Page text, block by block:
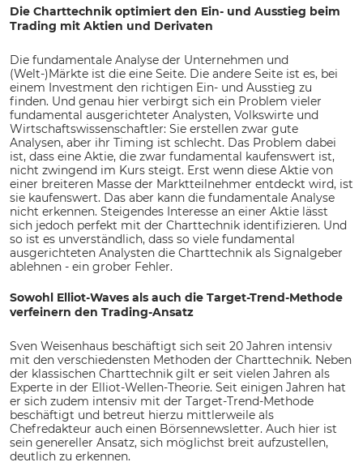
Die Charttechnik optimiert den Ein- und Ausstieg beim
Trading mit Aktien und Derivaten
Die fundamentale Analyse der Unternehmen und
(Welt-)Märkte ist die eine Seite. Die andere Seite ist es, bei
einem Investment den richtigen Ein- und Ausstieg zu
finden. Und genau hier verbirgt sich ein Problem vieler
fundamental ausgerichteter Analysten, Volkswirte und
Wirtschaftswissenschaftler: Sie erstellen zwar gute
Analysen, aber ihr Timing ist schlecht. Das Problem dabei
ist, dass eine Aktie, die zwar fundamental kaufenswert ist,
nicht zwingend im Kurs steigt. Erst wenn diese Aktie von
einer breiteren Masse der Marktteilnehmer entdeckt wird, ist
sie kaufenswert. Das aber kann die fundamentale Analyse
nicht erkennen. Steigendes Interesse an einer Aktie lässt
sich jedoch perfekt mit der Charttechnik identifizieren. Und
so ist es unverständlich, dass so viele fundamental
ausgerichteten Analysten die Charttechnik als Signalgeber
ablehnen - ein grober Fehler.
Sowohl Elliot-Waves als auch die Target-Trend-Methode
verfeinern den Trading-Ansatz
Sven Weisenhaus beschäftigt sich seit 20 Jahren intensiv
mit den verschiedensten Methoden der Charttechnik. Neben
der klassischen Charttechnik gilt er seit vielen Jahren als
Experte in der Elliot-Wellen-Theorie. Seit einigen Jahren hat
er sich zudem intensiv mit der Target-Trend-Methode
beschäftigt und betreut hierzu mittlerweile als
Chefredakteur auch einen Börsennewsletter. Auch hier ist
sein genereller Ansatz, sich möglichst breit aufzustellen,
deutlich zu erkennen.